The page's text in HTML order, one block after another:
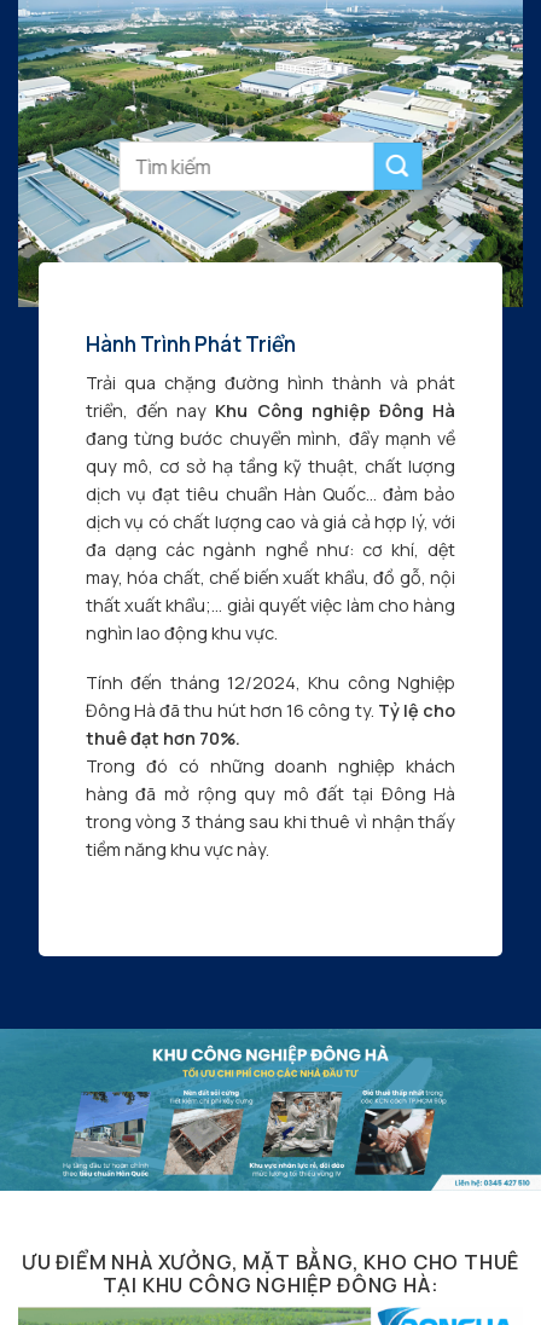
Hành Trình Phát Triển
Trải qua chặng đường hình thành và phát
triển, đến nay Khu Công nghiệp Đông Hà
đang từng bước chuyển mình, đẩy mạnh về
quy mô, cơ sở hạ tầng kỹ thuật, chất lượng
dịch vụ đạt tiêu chuẩn Hàn Quốc… đảm bảo
dịch vụ có chất lượng cao và giá cả hợp lý, với
đa dạng các ngành nghề như: cơ khí, dệt
may, hóa chất, chế biến xuất khẩu, đồ gỗ, nội
thất xuất khẩu;… giải quyết việc làm cho hàng
nghìn lao động khu vực.
Tính đến tháng 12/2024, Khu công Nghiệp
Đông Hà đã thu hút hơn 16 công ty. Tỷ lệ cho
thuê đạt hơn 70%.
Trong đó có những doanh nghiệp khách
hàng đã mở rộng quy mô đất tại Đông Hà
trong vòng 3 tháng sau khi thuê vì nhận thấy
tiềm năng khu vực này.
ƯU ĐIỂM NHÀ XƯỞNG, MẶT BẰNG, KHO CHO THUÊ
TẠI KHU CÔNG NGHIỆP ĐÔNG HÀ: